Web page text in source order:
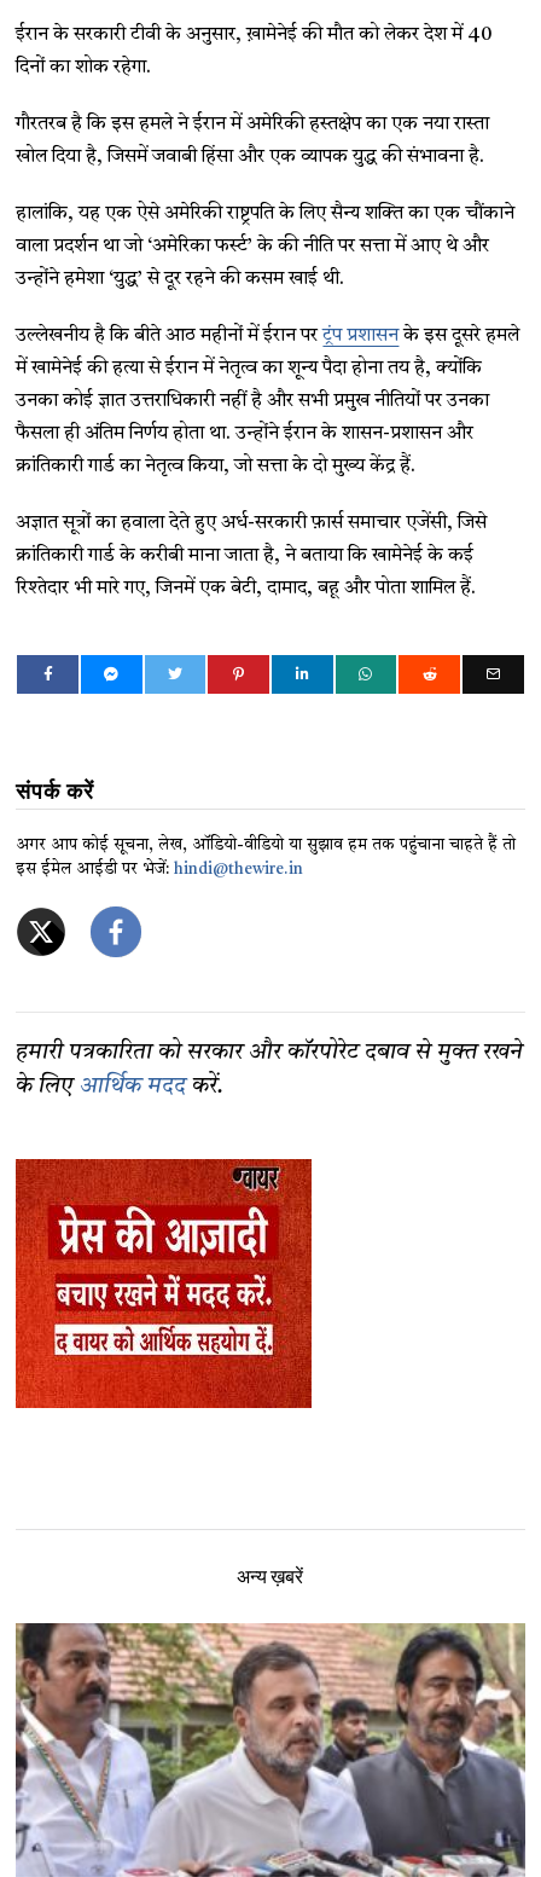
ईरान के सरकारी टीवी के अनुसार, ख़ामेनेई की मौत को लेकर देश में 40
दिनों का शोक रहेगा.
गौरतरब है कि इस हमले ने ईरान में अमेरिकी हस्तक्षेप का एक नया रास्ता
खोल दिया है, जिसमें जवाबी हिंसा और एक व्यापक युद्ध की संभावना है.
हालांकि, यह एक ऐसे अमेरिकी राष्ट्रपति के लिए सैन्य शक्ति का एक चौंकाने
वाला प्रदर्शन था जो ‘अमेरिका फर्स्ट’ के की नीति पर सत्ता में आए थे और
उन्होंने हमेशा ‘युद्ध’ से दूर रहने की कसम खाई थी.
उल्लेखनीय है कि बीते आठ महीनों में ईरान परट्रंप प्रशासनके इस दूसरे हमले
में खामेनेई की हत्या से ईरान में नेतृत्व का शून्य पैदा होना तय है, क्योंकि
उनका कोई ज्ञात उत्तराधिकारी नहीं है और सभी प्रमुख नीतियों पर उनका
फैसला ही अंतिम निर्णय होता था. उन्होंने ईरान के शासन-प्रशासन और
क्रांतिकारी गार्ड का नेतृत्व किया, जो सत्ता के दो मुख्य केंद्र हैं.
अज्ञात सूत्रों का हवाला देते हुए अर्ध-सरकारी फ़ार्स समाचार एजेंसी, जिसे
क्रांतिकारी गार्ड के करीबी माना जाता है, ने बताया कि खामेनेई के कई
रिश्तेदार भी मारे गए, जिनमें एक बेटी, दामाद, बहू और पोता शामिल हैं.
संपर्क करें
अगर आप कोई सूचना, लेख, ऑडियो-वीडियो या सुझाव हम तक पहुंचाना चाहते हैं तो
इस ईमेल आईडी पर भेजें:hindi@thewire.in
हमारी पत्रकारिता को सरकार और कॉरपोरेट दबाव से मुक्त रखने
के लिए आर्थिक मददकरें.
अन्य ख़बरें